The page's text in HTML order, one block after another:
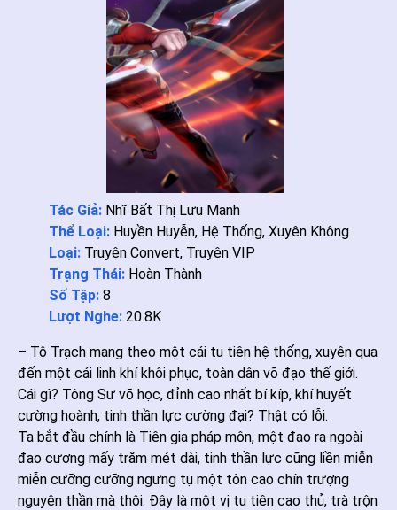
Tác Giả: Nhĩ Bất Thị Lưu Manh
Thể Loại: Huyền Huyễn, Hệ Thống, Xuyên Không
Loại: Truyện Convert, Truyện VIP
Trạng Thái: Hoàn Thành
Số Tập: 8
Lượt Nghe: 20.8K
– Tô Trạch mang theo một cái tu tiên hệ thống, xuyên qua
đến một cái linh khí khôi phục, toàn dân võ đạo thế giới.
Cái gì? Tông Sư võ học, đỉnh cao nhất bí kíp, khí huyết
cường hoành, tinh thần lực cường đại? Thật có lỗi.
Ta bắt đầu chính là Tiên gia pháp môn, một đao ra ngoài
đao cương mấy trăm mét dài, tinh thần lực cũng liền miễn
miễn cưỡng cưỡng ngưng tụ một tôn cao chín trượng
nguyên thần mà thôi. Đây là một vị tu tiên cao thủ, trà trộn